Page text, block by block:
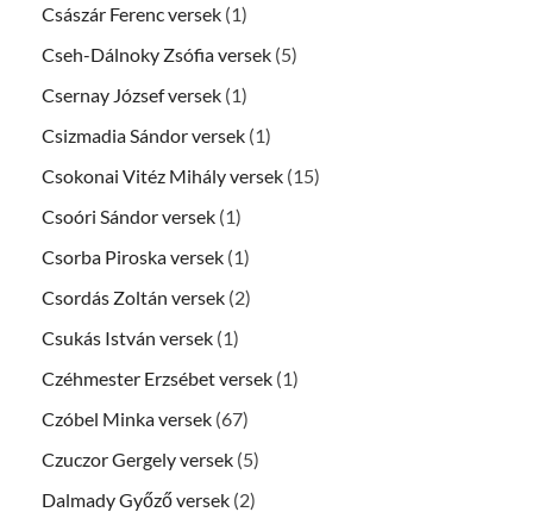
Császár Ferenc versek (1)
Cseh-Dálnoky Zsófia versek (5)
Csernay József versek (1)
Csizmadia Sándor versek (1)
Csokonai Vitéz Mihály versek (15)
Csoóri Sándor versek (1)
Csorba Piroska versek (1)
Csordás Zoltán versek (2)
Csukás István versek (1)
Czéhmester Erzsébet versek (1)
Czóbel Minka versek (67)
Czuczor Gergely versek (5)
Dalmady Győző versek (2)